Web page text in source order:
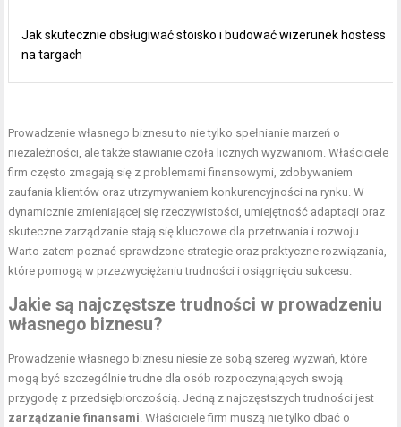
Jak skutecznie obsługiwać stoisko i budować wizerunek hostess
na targach
Prowadzenie własnego biznesu to nie tylko spełnianie marzeń o
niezależności, ale także stawianie czoła licznych wyzwaniom. Właściciele
firm często zmagają się z problemami finansowymi, zdobywaniem
zaufania klientów oraz utrzymywaniem konkurencyjności na rynku. W
dynamicznie zmieniającej się rzeczywistości, umiejętność adaptacji oraz
skuteczne zarządzanie stają się kluczowe dla przetrwania i rozwoju.
Warto zatem poznać sprawdzone strategie oraz praktyczne rozwiązania,
które pomogą w przezwyciężaniu trudności i osiągnięciu sukcesu.
Jakie są najczęstsze trudności w prowadzeniu
własnego biznesu?
Prowadzenie własnego biznesu niesie ze sobą szereg wyzwań, które
mogą być szczególnie trudne dla osób rozpoczynających swoją
przygodę z przedsiębiorczością. Jedną z najczęstszych trudności jest
zarządzanie finansami . Właściciele firm muszą nie tylko dbać o